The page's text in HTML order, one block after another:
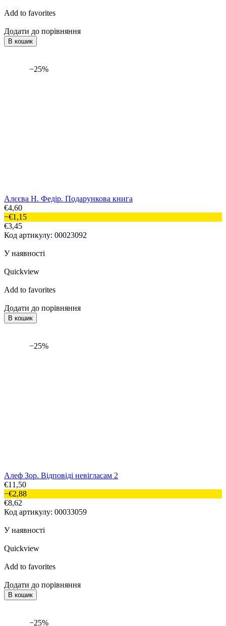
Add to favorites
Додати до порівняння
В кошик
−25%
Алєєва Н. Федір. Подарункова книга
€4,60
−€1,15
€3,45
Код артикулу: 00023092
У наявності
Quickview
Add to favorites
Додати до порівняння
В кошик
−25%
Алеф Зор. Відповіді невігласам 2
€11,50
−€2,88
€8,62
Код артикулу: 00033059
У наявності
Quickview
Add to favorites
Додати до порівняння
В кошик
−25%